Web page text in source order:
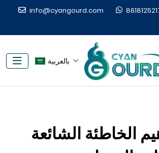
info@cyangourd.com
بالعربية
الخاطئة الشائعة